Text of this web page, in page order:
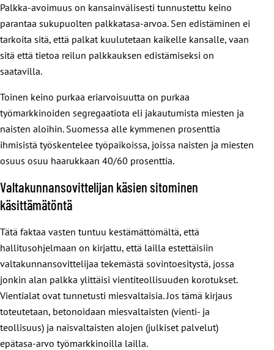
Palkka-avoimuus on kansainvälisesti tunnustettu keino
parantaa sukupuolten palkkatasa-arvoa. Sen edistäminen ei
tarkoita sitä, että palkat kuulutetaan kaikelle kansalle, vaan
sitä että tietoa reilun palkkauksen edistämiseksi on
saatavilla.
Toinen keino purkaa eriarvoisuutta on purkaa
työmarkkinoiden segregaatiota eli jakautumista miesten ja
naisten aloihin. Suomessa alle kymmenen prosenttia
ihmisistä työskentelee työpaikoissa, joissa naisten ja miesten
osuus osuu haarukkaan 40/60 prosenttia.
Valtakunnansovittelijan käsien sitominen
käsittämätöntä
Tätä faktaa vasten tuntuu kestämättömältä, että
hallitusohjelmaan on kirjattu, että lailla estettäisiin
valtakunnansovittelijaa tekemästä sovintoesitystä, jossa
jonkin alan palkka ylittäisi vientiteollisuuden korotukset.
Vientialat ovat tunnetusti miesvaltaisia. Jos tämä kirjaus
toteutetaan, betonoidaan miesvaltaisten (vienti- ja
teollisuus) ja naisvaltaisten alojen (julkiset palvelut)
epätasa-arvo työmarkkinoilla lailla.